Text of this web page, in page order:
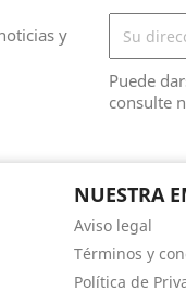
y
Puede
consulte
NUESTRA
Aviso legal
Términos y
Política de